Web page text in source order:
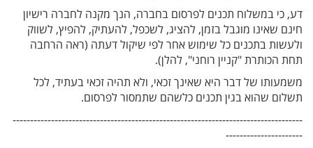
דע, כי במשלוח תכנים לפרסום בחברה, הנך מקנה לחברה רישיון
חינם שאינו מוגבל בזמן, להציג, לשכפל, להעתיק, להפיץ, לשווק
ולעשות בתכנים כל שימוש אחר לפי שיקול דעתה (ראה הרחבה
תחת הכותרת "קניין רוחני", להלן).
משמעותו של דבר היא שאינך זכאי, ולא תהיה זכאי בעתיד, לכל
תשלום שהוא בגין תכנים כלשהם שתמסור לפרסום.
-----------------------------------------------------------------------------------
----------------------